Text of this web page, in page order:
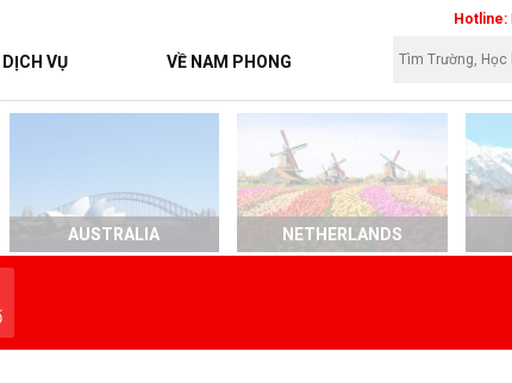
Hotline:
DỊCH VỤ VỀ NAM PHONG
AUSTRALIA NETHERLANDS